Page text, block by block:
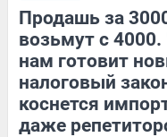
Продашь за
возьмут с
нам готовит
налоговый
коснется
даже